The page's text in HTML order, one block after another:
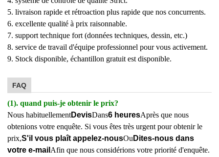
5. livraison rapide et rétroaction plus rapide que nos concurrents.
6. excellente qualité à prix raisonnable.
7. support technique fort (données techniques, dessin, etc.)
8. service de travail d'équipe professionnel pour vous activement.
9. Stock disponible, échantillon gratuit est disponible.
FAQ
(1). quand puis-je obtenir le prix?
Nous habituellementDevisDans6 heuresAprès que nous
obtenions votre enquête. Si vous êtes très urgent pour obtenir le
prix,S'il vous plaît appelez-nousOu Dites-nous dans
votre e-mail Afin que nous considérions votre priorité d'enquête.